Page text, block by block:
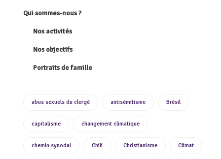
Qui sommes-nous ?
Nos activités
Nos objectifs
Portraits de famille
abus sexuels du clergé antisémitisme Brésil
capitalisme changement climatique
chemin synodal Chili Christianisme Climat